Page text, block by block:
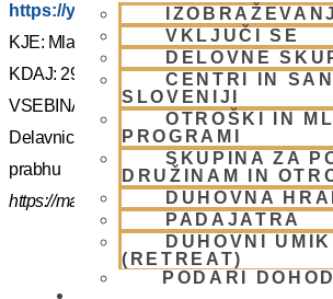
VKLJUČI SE
DELOVNE
CENTRI IN
SLOVENIJI
OTROŠKI IN
PROGRAMI
SKUPINA ZA
DRUŽINAM IN
DUHOVNA
PADAJATRA
DUHOVNI
(RETREAT)
PODARI
https://youtu.be/
KJE: Mladinski dom na Smolniku
KDAJ: 29.7.- 2.8.2025 (od torka do sobote)
VSEBINA:
Delavnice in bo vodil, Šrila Prabhupadov
prabhu
https://mahatmadas.com